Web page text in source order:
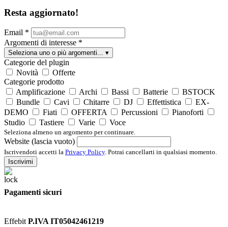
Resta aggiornato!
Email *
Argomenti di interesse *
Seleziona uno o più argomenti... ▾
Categorie del plugin
Novità
Offerte
Categorie prodotto
Amplificazione
Archi Bassi Batterie
BSTOCK
Bundle
Cavi Chitarre DJ Effettistica
EX-
DEMO
Fiati OFFERTA Percussioni
Pianoforti
Studio
Tastiere Varie Voce
Seleziona almeno un argomento per continuare.
Website (lascia vuoto)
Iscrivendoti accetti la Privacy Policy. Potrai cancellarti in qualsiasi momento.
Iscrivimi
Pagamenti sicuri
Effebit P.IVA IT05042461219